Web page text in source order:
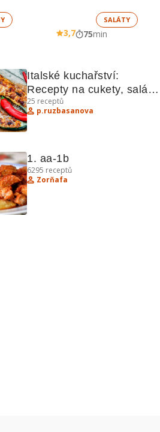
SALÁTY
3,7 75min
Italské kuchařství:
Recepty na cukety, saláty
a polévky
25 receptů
p.ruzbasanova
1. aa-1b
6295 receptů
Zorňafa